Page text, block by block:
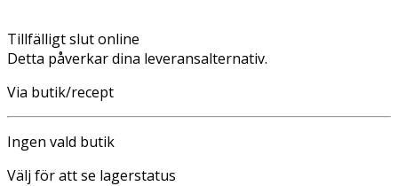
Tillfälligt slut online
Detta påverkar dina leveransalternativ.
Via butik/recept
Ingen vald butik
Välj för att se lagerstatus